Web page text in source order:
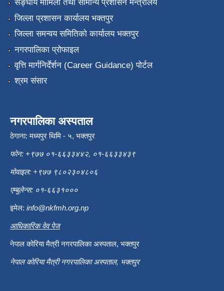
सङ्‍घीय मामिला तथा सामान्य प्रशासन मन्त्रालय
जिल्ला प्रशासन कार्यालय भक्तपुर
जिल्ला समन्वय समितिको कार्यालय भक्तपुर
नगरपालिका प्रोफाइल
वृत्ति मार्गनिर्देर्शन (Career Guidance) पोर्टल
श्रम संसार
नगरपालिका अस्पताल
ठेगाना: मध्यपुर थिमि - ५, भक्तपुर
फोन: +९७७ ०१-६६३३४४२, ०१-६६३३४३९
मोवाइल: +९७७ ९८०२३०४८०६
एम्बुलेन्स: ०१-६६३१०००
इमेल: info@nkfmh.org.np
आधिकारिक वेव पेज
नेपाल कोरिया मैत्री नगरपालिका अस्पताल, भक्तपुर
नेपाल कोरिया मैत्री नगरपालिका अस्पताल, भक्तपुर